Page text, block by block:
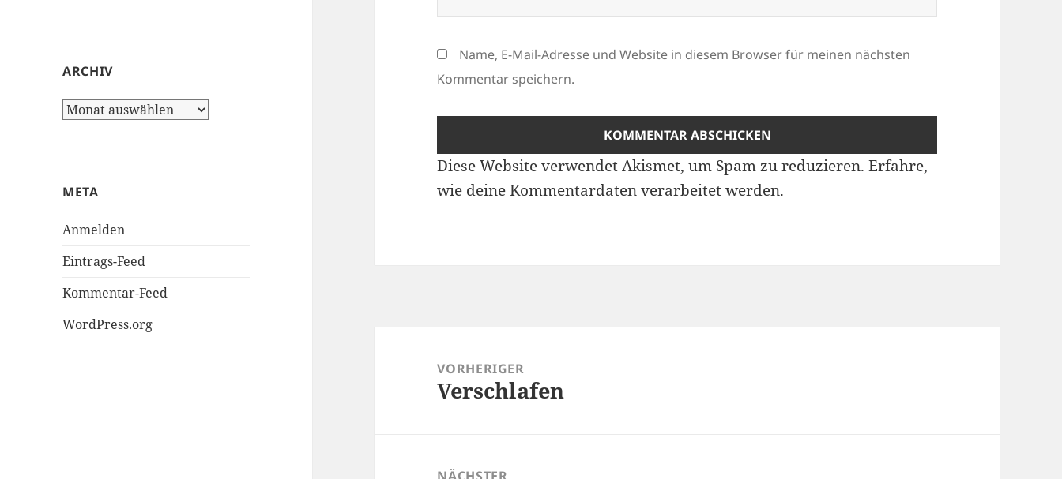
ARCHIV
Archiv
META
Anmelden
Eintrags-Feed
Kommentar-Feed
WordPress.org
Name, E-Mail-Adresse und Website in diesem Browser für meinen nächsten
Kommentar speichern.
Diese Website verwendet Akismet, um Spam zu reduzieren.Erfahre,
wie deine Kommentardaten verarbeitet werden.
VORHERIGER
Vorheriger
Verschlafen